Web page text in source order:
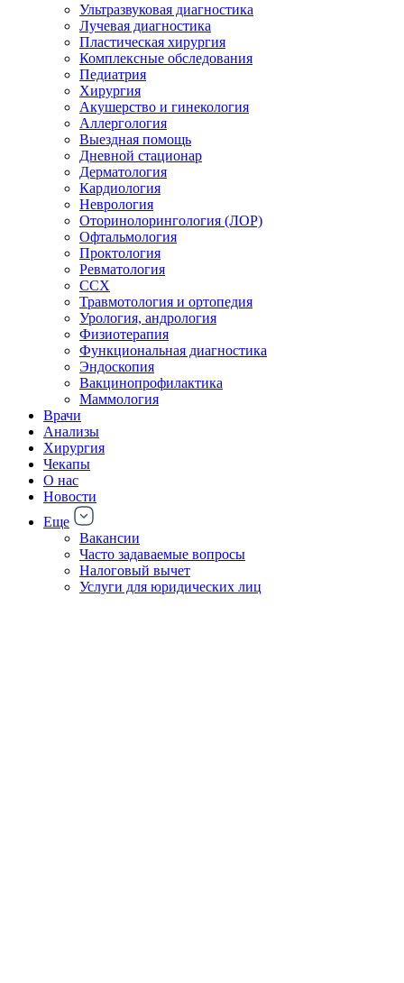
Ультразвуковая диагностика
Лучевая диагностика
Пластическая хирургия
Комплексные обследования
Педиатрия
Хирургия
Акушерство и гинекология
Аллергология
Выездная помощь
Дневной стационар
Дерматология
Кардиология
Неврология
Оторинолорингология (ЛОР)
Офтальмология
Проктология
Ревматология
ССХ
Травмотология и ортопедия
Урология, андрология
Физиотерапия
Функциональная диагностика
Эндоскопия
Вакцинопрофилактика
Маммология
Врачи
Анализы
Хирургия
Чекапы
О нас
Новости
Еще
Вакансии
Часто задаваемые вопросы
Налоговый вычет
Услуги для юридических лиц